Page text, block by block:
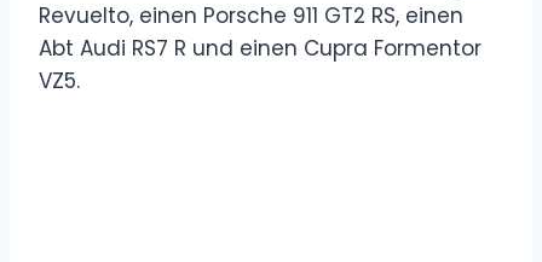
Revuelto, einen Porsche 911 GT2 RS, einen
Abt Audi RS7 R und einen Cupra Formentor
VZ5.